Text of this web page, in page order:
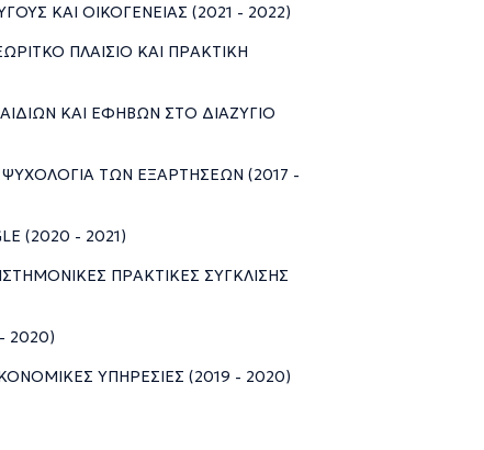
ΚΑΙ ΟΙΚΟΓΕΝΕΙΑΣ (2021 - 2022)
ΠΛΑΙΣΙΟ ΚΑΙ ΠΡΑΚΤΙΚΗ
ΚΑΙ ΕΦΗΒΩΝ ΣΤΟ ΔΙΑΖΥΓΙΟ
ΨΥΧΟΛΟΓΙΑ ΤΩΝ ΕΞΑΡΤΗΣΕΩΝ (2017 -
(2020 - 2021)
ΠΡΑΚΤΙΚΕΣ ΣΥΓΚΛΙΣΗΣ
2020)
ΥΠΗΡΕΣΙΕΣ (2019 - 2020)